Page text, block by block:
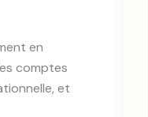
en
comptes
et